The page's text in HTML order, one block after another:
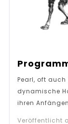
Pearl, oft auch
dynamische
ihren
Veröffentlicht